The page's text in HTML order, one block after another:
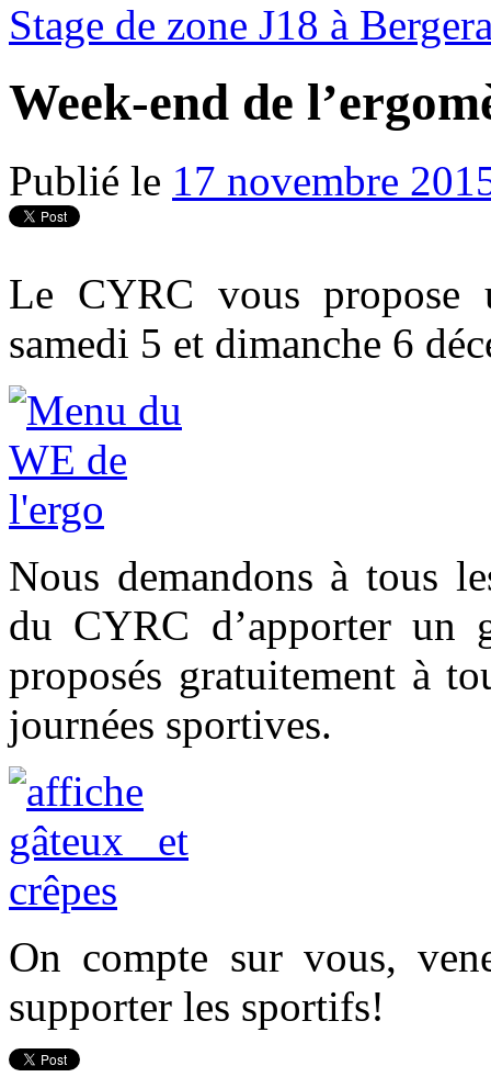
Stage de zone J18 à
Week-end de
Publié le 17 novembre
Le CYRC vous propose
samedi 5 et dimanche 6
Nous demandons à tous
du CYRC d’apporter un
proposés gratuitement à
journées sportives.
On compte sur vous,
supporter les sportifs!